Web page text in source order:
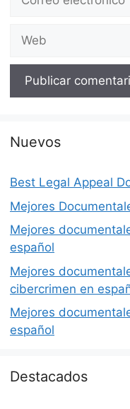
Web
Nuevos
Best Legal Appeal
Mejores
Mejores
español
Mejores
cibercrimen en
Mejores
español
Destacados